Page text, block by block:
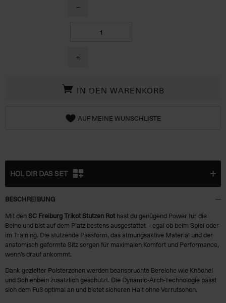
−
+
IN DEN WARENKORB
AUF MEINE WUNSCHLISTE
HOL DIR DAS SET
+ € 19,95
(€14,95)
BESCHREIBUNG
Mit den SC Freiburg Trikot Stutzen Rot hast du genügend Power für die
Beine und bist auf dem Platz bestens ausgestattet – egal ob beim Spiel oder
im Training. Die stützende Passform, das atmungsaktive Material und der
anatomisch geformte Sitz sorgen für maximalen Komfort und Performance,
wenn’s drauf ankommt.
Dank gezielter Polsterzonen werden beanspruchte Bereiche wie Knöchel
und Schienbein zusätzlich geschützt. Die Dynamic-Arch-Technologie passt
sich dem Fuß optimal an und bietet sicheren Halt ohne Verrutschen.